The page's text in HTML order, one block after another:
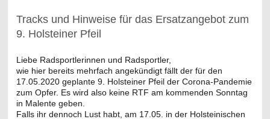
Tracks und Hinweise für das Ersatzangebot zum
9. Holsteiner Pfeil
Liebe Radsportlerinnen und Radsportler,
wie hier bereits mehrfach angekündigt fällt der für den
17.05.2020 geplante 9. Holsteiner Pfeil der Corona-Pandemie
zum Opfer. Es wird also keine RTF am kommenden Sonntag
in Malente geben.
Falls ihr dennoch Lust habt, am 17.05. in der Holsteinischen